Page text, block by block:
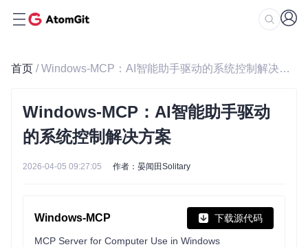
首页 / Windows-MCP：AI智能助手驱动的系统控制解决方案
Windows-MCP：AI智能助手驱动
的系统控制解决方案
2026-04-05 09:27:05 作者：晏闻田Solitary
Windows-MCP 下载源代码
MCP Server for Computer Use in Windows